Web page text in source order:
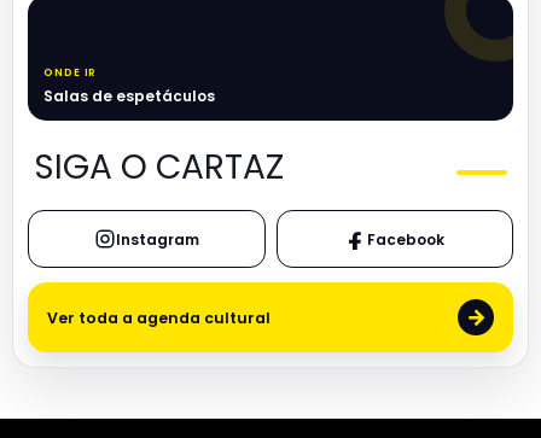
ONDE IR
Salas de espetáculos
SIGA O CARTAZ
Instagram Facebook
Ver toda a agenda cultural →